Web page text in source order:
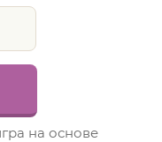
на основе